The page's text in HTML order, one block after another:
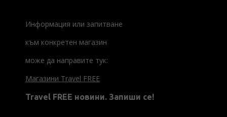
Информация или запитване
към конкретен магазин
може да направите тук:
Магазини Travel FREE
Travel FREE новини. Запиши се!